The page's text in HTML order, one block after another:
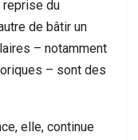
reprise du
de bâtir un
– notamment
– sont des
elle, continue